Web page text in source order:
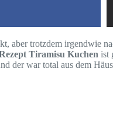
aber trotzdem irgendwie
Tiramisu Kuchen ist
war total aus dem